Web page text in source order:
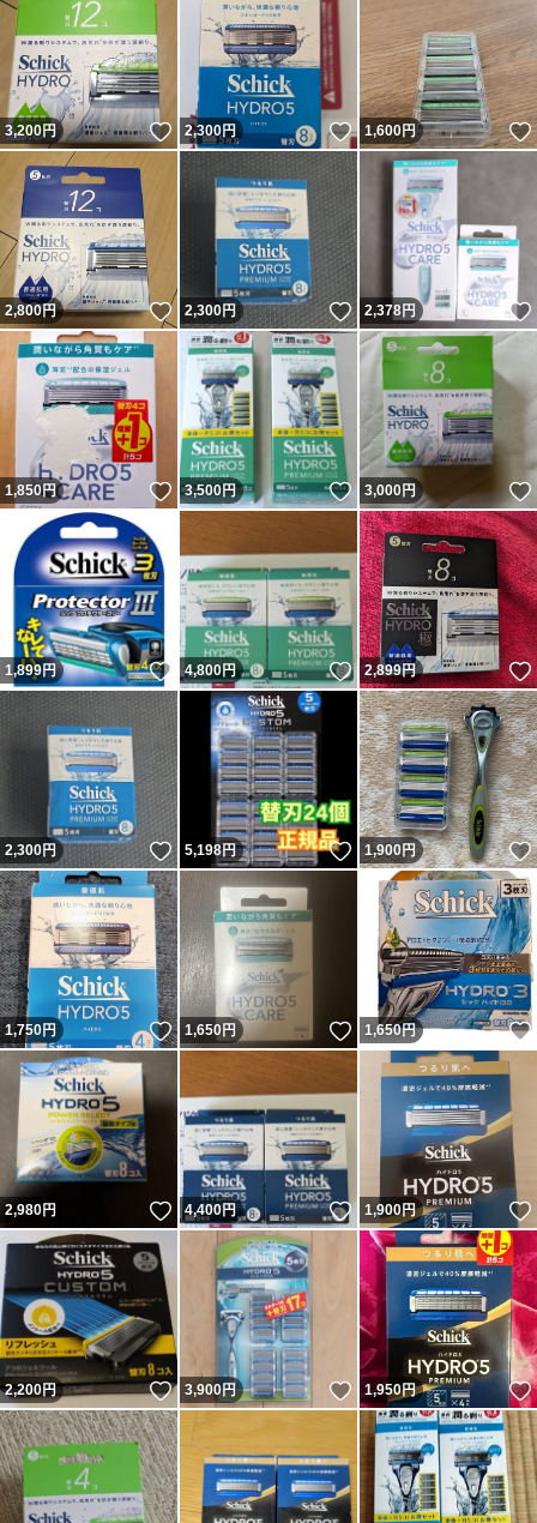
3,200円 いいね！
2,300円 いいね！
1,600円
2,800円 いいね！
2,300円 いいね！
2,378円
1,850円 いいね！
3,500円 いいね！
3,000円
1,899円 いいね！
4,800円 いいね！
2,899円
2,300円 いいね！
5,198円 いいね！
1,900円
1,750円 いいね！
1,650円 いいね！
1,650円
2,980円 いいね！
4,400円 いいね！
1,900円
2,200円 いいね！
3,900円 いいね！
1,950円